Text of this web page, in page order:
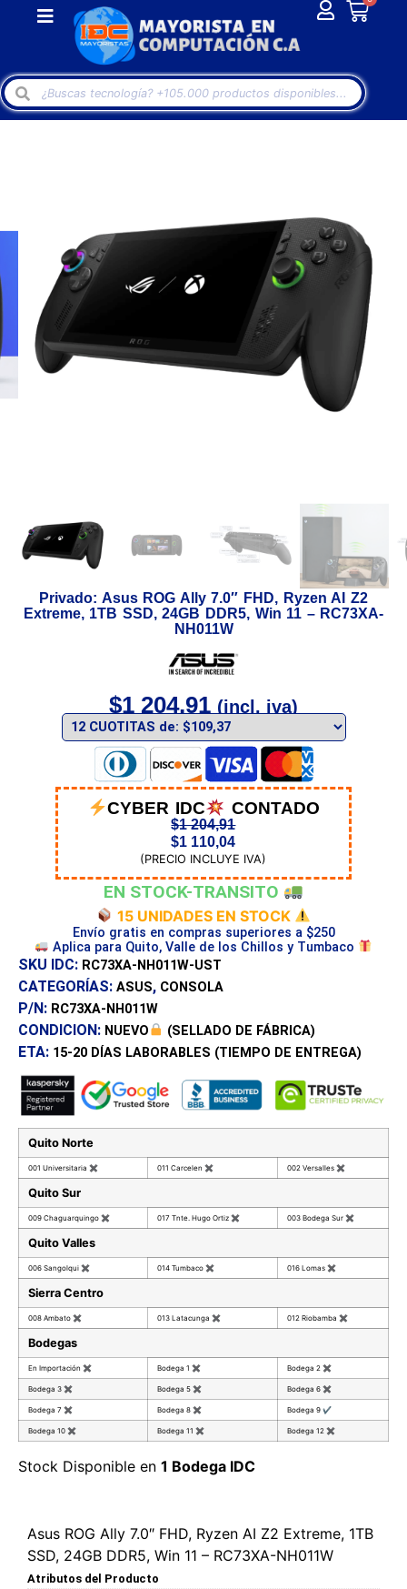
Privado: Asus ROG Ally 7.0″ FHD, Ryzen AI Z2
Extreme, 1TB SSD, 24GB DDR5, Win 11 – RC73XA-
NH011W
$1 204,91 (incl. iva)
CYBER IDC CONTADO
$1 204,91
$1 110,04
(PRECIO INCLUYE IVA)
EN STOCK-TRANSITO
15 UNIDADES EN STOCK
Envío gratis en compras superiores a $250
Aplica para Quito, Valle de los Chillos y Tumbaco
SKU IDC: RC73XA-NH011W-UST
CATEGORÍAS: ASUS, CONSOLA
P/N: RC73XA-NH011W
CONDICION: NUEVO (SELLADO DE FÁBRICA)
ETA: 15-20 DÍAS LABORABLES (TIEMPO DE ENTREGA)
Quito Norte
001 Universitaria ✖ 011 Carcelen ✖ 002 Versalles ✖
Quito Sur
009 Chaguarquingo ✖ 017 Tnte. Hugo Ortiz ✖ 003 Bodega Sur ✖
Quito Valles
006 Sangolqui ✖ 014 Tumbaco ✖ 016 Lomas ✖
Sierra Centro
008 Ambato ✖ 013 Latacunga ✖ 012 Riobamba ✖
Bodegas
En Importación ✖ Bodega 1 ✖ Bodega 2 ✖
Bodega 3 ✖ Bodega 5 ✖ Bodega 6 ✖
Bodega 7 ✖ Bodega 8 ✖ Bodega 9 ✔
Bodega 10 ✖ Bodega 11 ✖ Bodega 12 ✖
Stock Disponible en 1 Bodega IDC
Asus ROG Ally 7.0″ FHD, Ryzen AI Z2 Extreme, 1TB
SSD, 24GB DDR5, Win 11 – RC73XA-NH011W
Atributos del Producto